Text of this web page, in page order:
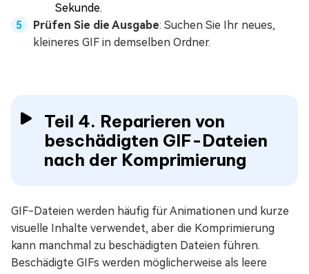
Sekunde.
Prüfen Sie die Ausgabe: Suchen Sie Ihr neues,
kleineres GIF in demselben Ordner.
Teil 4. Reparieren von
beschädigten GIF-Dateien
nach der Komprimierung
GIF-Dateien werden häufig für Animationen und kurze
visuelle Inhalte verwendet, aber die Komprimierung
kann manchmal zu beschädigten Dateien führen.
Beschädigte GIFs werden möglicherweise als leere